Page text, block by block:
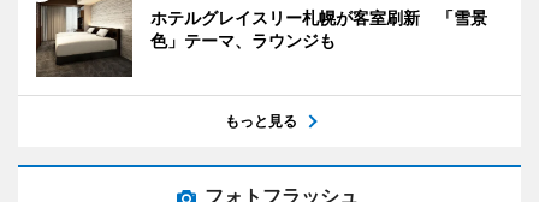
ホテルグレイスリー札幌が客室刷新 「雪景
色」テーマ、ラウンジも
もっと見る
フォトフラッシュ